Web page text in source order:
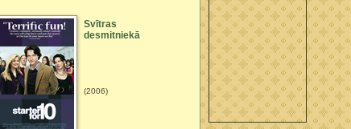
Svītras
desmitniekā
(2006)